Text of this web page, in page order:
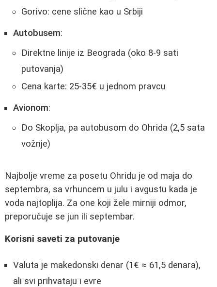
Gorivo: cene slične kao u Srbiji
Autobusem:
Direktne linije iz Beograda (oko 8-9 sati
putovanja)
Cena karte: 25-35€ u jednom pravcu
Avionom:
Do Skoplja, pa autobusom do Ohrida (2,5 sata
vožnje)
Najbolje vreme za posetu Ohridu je od maja do
septembra, sa vrhuncem u julu i avgustu kada je
voda najtoplija. Za one koji žele mirniji odmor,
preporučuje se jun ili septembar.
Korisni saveti za putovanje
Valuta je makedonski denar (1€ ≈ 61,5 denara),
ali svi prihvataju i evre